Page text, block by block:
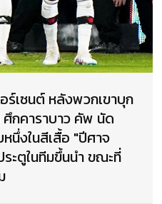
ร์เซนต์ หลังพวกเขาบุก
กคาราบาว คัพ นัด
นึ่งในสีเสื้อ "ปีศาจ
ะตูในทีมขึ้นนำ ขณะที่